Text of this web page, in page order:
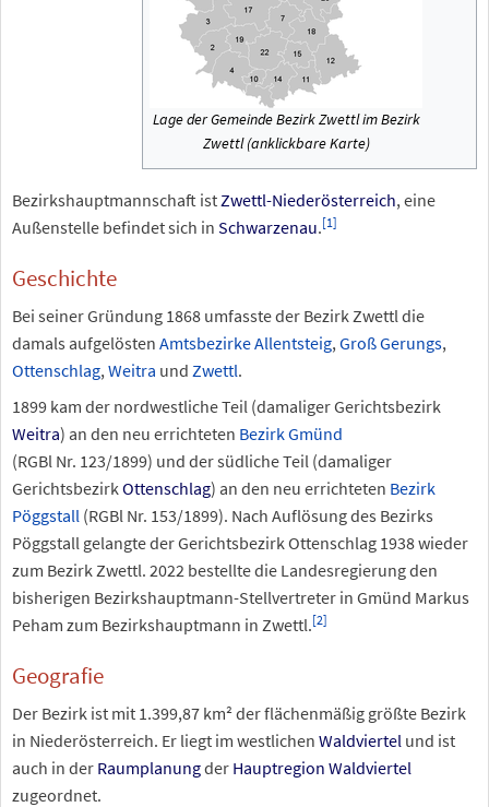
Lage der Gemeinde Bezirk Zwettl im Bezirk
Zwettl (anklickbare Karte)
Bezirkshauptmannschaft istZwettl-Niederösterreich, eine
Außenstelle befindet sich in Schwarzenau.[1]
Geschichte
Bei seiner Gründung 1868 umfasste der Bezirk Zwettl die
damals aufgelösten AmtsbezirkeAllentsteig, Groß Gerungs,
Ottenschlag, Weitra und Zwettl.
1899 kam der nordwestliche Teil (damaliger Gerichtsbezirk
Weitra) an den neu errichteten Bezirk Gmünd
(RGBl Nr. 123/1899) und der südliche Teil (damaliger
Gerichtsbezirk Ottenschlag) an den neu errichteten Bezirk
Pöggstall (RGBl Nr. 153/1899). Nach Auflösung des Bezirks
Pöggstall gelangte der Gerichtsbezirk Ottenschlag 1938 wieder
zum Bezirk Zwettl. 2022 bestellte die Landesregierung den
bisherigen Bezirkshauptmann-Stellvertreter in Gmünd Markus
Peham zum Bezirkshauptmann in Zwettl.[2]
Geografie
Der Bezirk ist mit 1.399,87 km² der flächenmäßig größte Bezirk
in Niederösterreich. Er liegt im westlichen Waldviertel und ist
auch in der Raumplanungder Hauptregion Waldviertel
zugeordnet.